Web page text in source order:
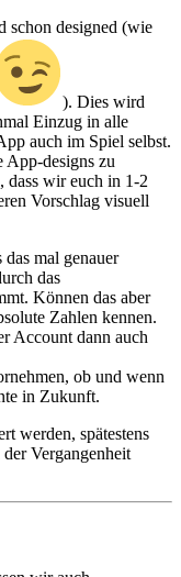
schon designed (wie
). Dies wird
Einzug in alle
auch im Spiel selbst.
App-designs zu
dass wir euch in 1-2
Vorschlag visuell
mal genauer
das
Können das aber
Zahlen kennen.
Account dann auch
ob und wenn
in Zukunft.
werden, spätestens
Vergangenheit